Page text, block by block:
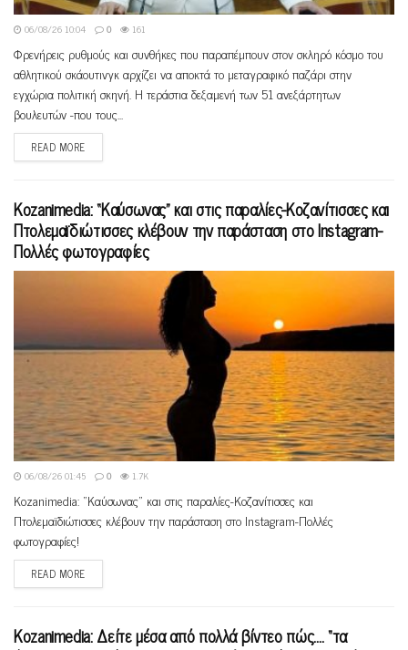
06/08/26 10:04 0 161
Φρενήρεις ρυθμούς και συνθήκες που παραπέμπουν στον σκληρό κόσμο του
αθλητικού σκάουτινγκ αρχίζει να αποκτά το μεταγραφικό παζάρι στην
εγχώρια πολιτική σκηνή. Η τεράστια δεξαμενή των 51 ανεξάρτητων
βουλευτών -που τους...
READ MORE
Kozanimedia: “Καύσωνας” και στις παραλίες-Κοζανίτισσες και
Πτολεμαϊδιώτισσες κλέβουν την παράσταση στο Instagram-
Πολλές φωτογραφίες
06/08/26 01:45 0 1.7K
Kozanimedia: “Καύσωνας” και στις παραλίες-Κοζανίτισσες και
Πτολεμαϊδιώτισσες κλέβουν την παράσταση στο Instagram-Πολλές
φωτογραφίες!
READ MORE
Kozanimedia: Δείτε μέσα από πολλά βίντεο πώς…. “τα